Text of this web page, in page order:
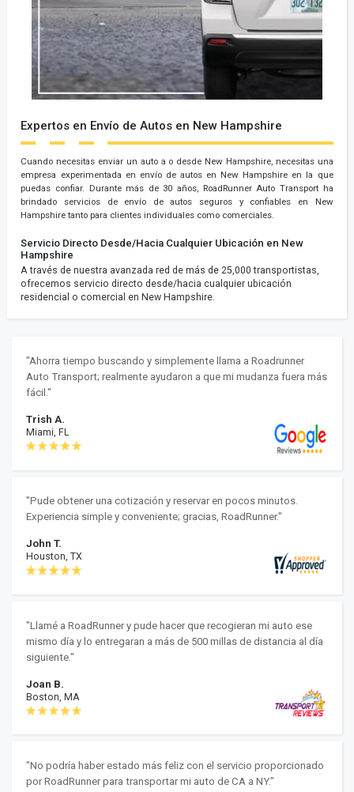
Expertos en Envío de Autos en New Hampshire
Cuando necesitas enviar un auto a o desde New Hampshire, necesitas una
empresa experimentada en envío de autos en New Hampshire en la que
puedas confiar. Durante más de 30 años, RoadRunner Auto Transport ha
brindado servicios de envío de autos seguros y confiables en New
Hampshire tanto para clientes individuales como comerciales.
Servicio Directo Desde/Hacia Cualquier Ubicación en New
Hampshire
A través de nuestra avanzada red de más de 25,000 transportistas,
ofrecemos servicio directo desde/hacia cualquier ubicación
residencial o comercial en New Hampshire.
"Ahorra tiempo buscando y simplemente llama a Roadrunner
Auto Transport; realmente ayudaron a que mi mudanza fuera más
fácil."
Trish A.
Miami, FL
"Pude obtener una cotización y reservar en pocos minutos.
Experiencia simple y conveniente; gracias, RoadRunner."
John T.
Houston, TX
"Llamé a RoadRunner y pude hacer que recogieran mi auto ese
mismo día y lo entregaran a más de 500 millas de distancia al día
siguiente."
Joan B.
Boston, MA
"No podría haber estado más feliz con el servicio proporcionado
por RoadRunner para transportar mi auto de CA a NY."